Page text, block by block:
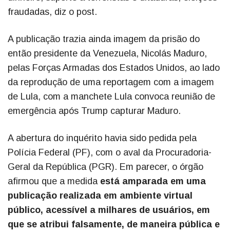
fraudadas, diz o post.
A publicação trazia ainda imagem da prisão do
então presidente da Venezuela, Nicolás Maduro,
pelas Forças Armadas dos Estados Unidos, ao lado
da reprodução de uma reportagem com a imagem
de Lula, com a manchete Lula convoca reunião de
emergência após Trump capturar Maduro.
A abertura do inquérito havia sido pedida pela
Polícia Federal (PF), com o aval da Procuradoria-
Geral da República (PGR). Em parecer, o órgão
afirmou que a medida está amparada em uma
publicação realizada em ambiente virtual
público, acessível a milhares de usuários, em
que se atribui falsamente, de maneira pública e